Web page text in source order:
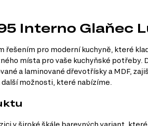
Interno Glaňec
řešením pro moderní kuchyně, které
místa pro vaše kuchyňské potřeby.
a laminované dřevotřísky a MDF,
možnosti, které nabízíme.
v široké škále barevných variant,